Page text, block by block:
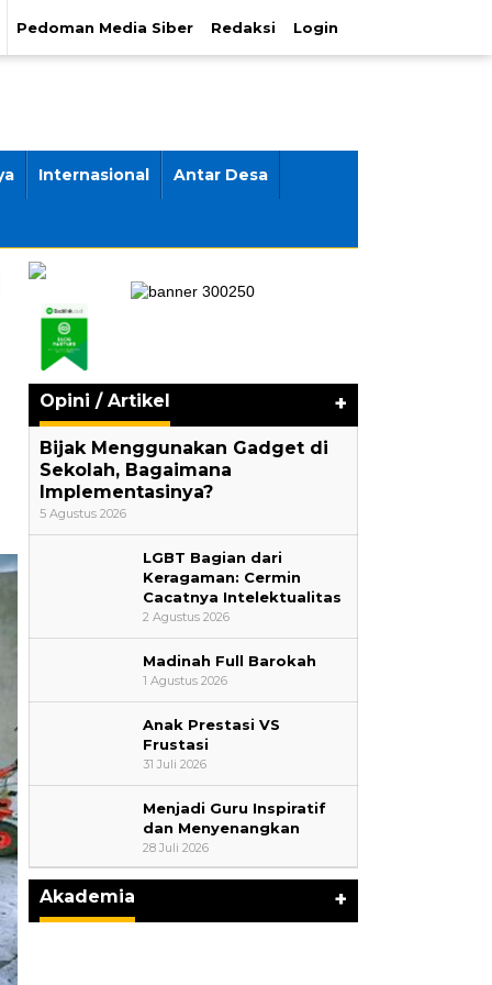
Pedoman Media Siber Redaksi Login
Internasional Antar Desa
Opini / Artikel +
Bijak Menggunakan Gadget di
Sekolah, Bagaimana
Implementasinya?
5 Agustus 2026
LGBT Bagian dari
Keragaman: Cermin
Cacatnya Intelektualitas
2 Agustus 2026
Madinah Full Barokah
1 Agustus 2026
Anak Prestasi VS
Frustasi
31 Juli 2026
Menjadi Guru Inspiratif
dan Menyenangkan
28 Juli 2026
Akademia +
AYIMUN 2026 Depok Resmi
Dibuka, Chandra: Ini Ruang
Lahirkan Pemimpin Masa Depan
Di Akademia |